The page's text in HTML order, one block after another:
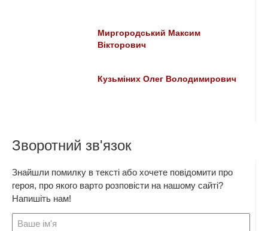
Миргородський Максим
Вікторович
Кузьміних Олег Володимирович
Зворотний зв'язок
Знайшли помилку в тексті або хочете повідомити про
героя, про якого варто розповісти на нашому сайті?
Напишіть нам!